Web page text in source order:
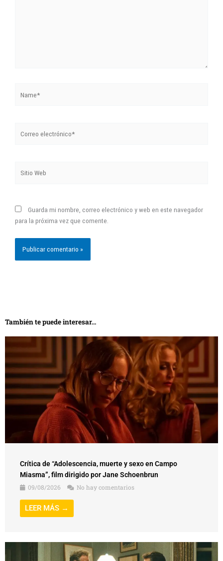
electrónico*
Web
Guarda mi nombre, correo electrónico y web en este navegador
para la próxima vez que comente.
También te puede interesar...
Crítica de “Adolescencia, muerte y sexo en Campo
Miasma”, film dirigido por Jane Schoenbrun
09/08/2026
No hay comentarios
LEER MÁS →